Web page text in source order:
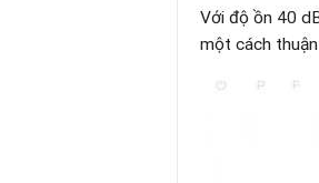
Với độ ồn 40
một cách